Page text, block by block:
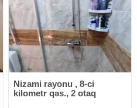
Nizami rayonu , 8-ci
kilometr qəs., 2 otaq